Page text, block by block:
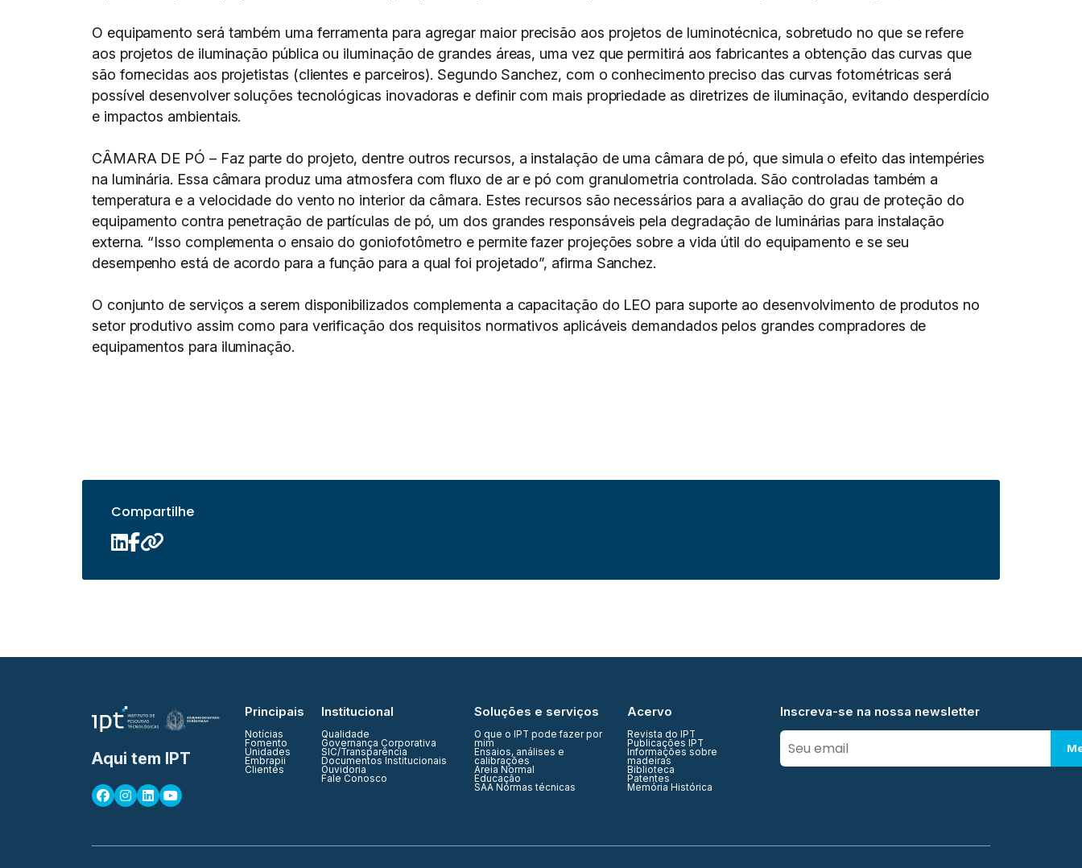
O equipamento será também uma ferramenta para agregar maior precisão aos projetos de luminotécnica, sobretudo no que se refere
aos projetos de iluminação pública ou iluminação de grandes áreas, uma vez que permitirá aos fabricantes a obtenção das curvas que
são fornecidas aos projetistas (clientes e parceiros). Segundo Sanchez, com o conhecimento preciso das curvas fotométricas será
possível desenvolver soluções tecnológicas inovadoras e definir com mais propriedade as diretrizes de iluminação, evitando desperdício
e impactos ambientais.
CÂMARA DE PÓ – Faz parte do projeto, dentre outros recursos, a instalação de uma câmara de pó, que simula o efeito das intempéries
na luminária. Essa câmara produz uma atmosfera com fluxo de ar e pó com granulometria controlada. São controladas também a
temperatura e a velocidade do vento no interior da câmara. Estes recursos são necessários para a avaliação do grau de proteção do
equipamento contra penetração de partículas de pó, um dos grandes responsáveis pela degradação de luminárias para instalação
externa. “Isso complementa o ensaio do goniofotômetro e permite fazer projeções sobre a vida útil do equipamento e se seu
desempenho está de acordo para a função para a qual foi projetado”, afirma Sanchez.
O conjunto de serviços a serem disponibilizados complementa a capacitação do LEO para suporte ao desenvolvimento de produtos no
setor produtivo assim como para verificação dos requisitos normativos aplicáveis demandados pelos grandes compradores de
equipamentos para iluminação.
Compartilhe
Aqui tem IPT
Principais
Notícias
Fomento
Unidades
Embrapii
Clientes
Institucional
Qualidade
Governança Corporativa
SIC/Transparência
Documentos Institucionais
Ouvidoria
Fale Conosco
Soluções e serviços
O que o IPT pode fazer por
mim
Ensaios, análises e
calibrações
Areia Normal
Educação
SAA Normas técnicas
Acervo
Revista do IPT
Publicações IPT
Informações sobre
madeiras
Biblioteca
Patentes
Memória Histórica
Inscreva-se na nossa newsletter